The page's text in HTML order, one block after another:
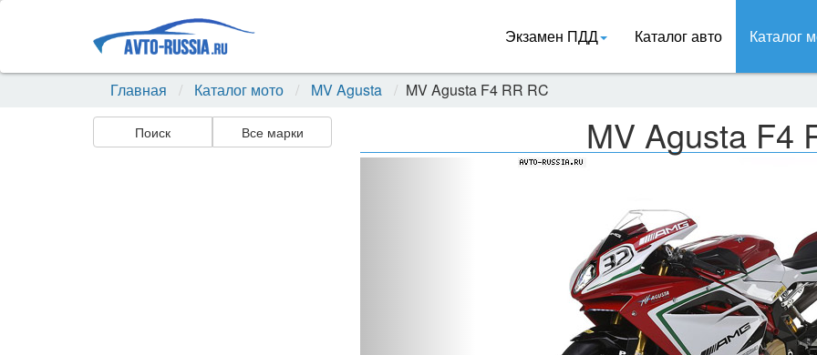
Экзамен ПДД Каталог авто Каталог
Главная Каталог мото MV Agusta MV Agusta F4 RR RC
Поиск Все марки MV Agusta F4